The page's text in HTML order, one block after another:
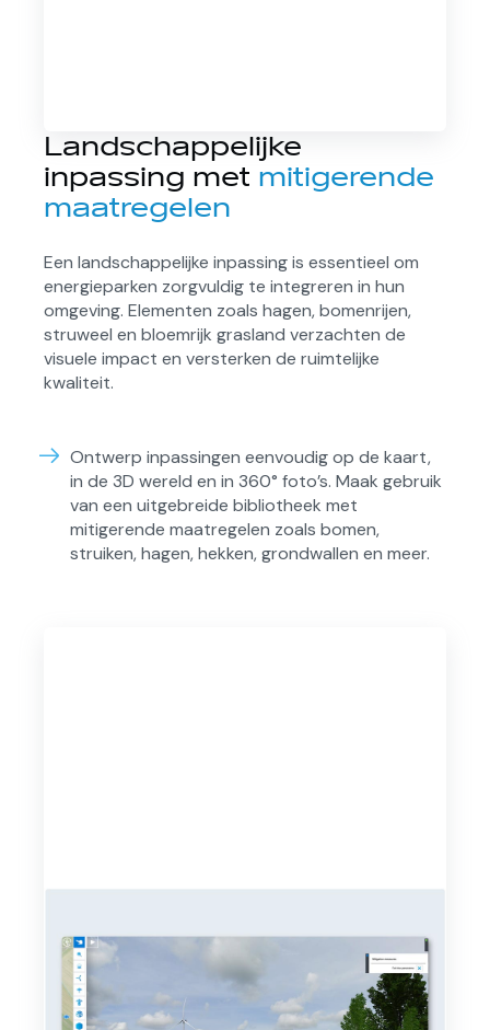
Landschappelijke
inpassing met mitigerende
maatregelen
Een landschappelijke inpassing is essentieel om
energieparken zorgvuldig te integreren in hun
omgeving. Elementen zoals hagen, bomenrijen,
struweel en bloemrijk grasland verzachten de
visuele impact en versterken de ruimtelijke
kwaliteit.
Ontwerp inpassingen eenvoudig op de kaart,
in de 3D wereld en in 360° foto’s. Maak gebruik
van een uitgebreide bibliotheek met
mitigerende maatregelen zoals bomen,
struiken, hagen, hekken, grondwallen en meer.